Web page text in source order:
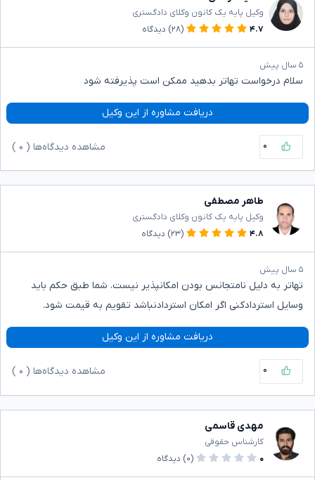
وکیل پایه یک کانون وکلای دادگستری
۴.۷
(۲۸) دیدگاه
۵ سال پیش
سلام درخواست تهاتر بدهید ممکن است پذیرفته شود
دریافت مشاوره از این وکیل
۰ مشاهده دیدگاه‌ها ( ۰
طاهر مصطفی
وکیل پایه یک کانون وکلای دادگستری
۴.۸
(۲۳) دیدگاه
۵ سال پیش
تهاتر به دلیل نامتجانس بودن امکانپذیر نیست. شما طبق حکم باید
وسایل استردادکنی اگر امکان استردادنباشد تقویم به قیمت شود.
دریافت مشاوره از این وکیل
۰ مشاهده دیدگاه‌ها ( ۰
مهدی قاسمی
کارشناس حقوقی
۰
(۰) دیدگاه